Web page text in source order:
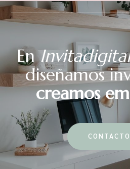
En
diseñamos
creamos
CONTACTO